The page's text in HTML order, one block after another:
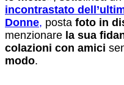
incontrastato
Donne, posta foto in
menzionare la sua
colazioni con amici
modo.